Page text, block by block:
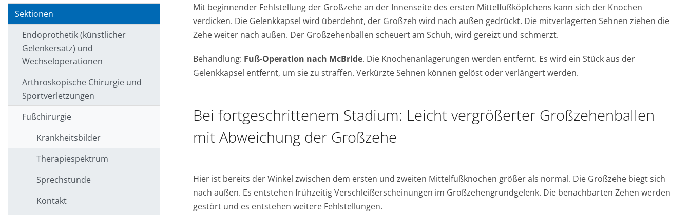
Mit beginnender Fehlstellung der Großzehe an der Innenseite des ersten Mittelfußköpfchens kann sich der Knochen
verdicken. Die Gelenkkapsel wird überdehnt, der Großzeh wird nach außen gedrückt. Die mitverlagerten Sehnen ziehen die
Zehe weiter nach außen. Der Großzehenballen scheuert am Schuh, wird gereizt und schmerzt.
Behandlung: Fuß-Operation nach McBride. Die Knochenanlagerungen werden entfernt. Es wird ein Stück aus der
Gelenkkapsel entfernt, um sie zu straffen. Verkürzte Sehnen können gelöst oder verlängert werden.
Bei fortgeschrittenem Stadium: Leicht vergrößerter Großzehenballen
mit Abweichung der Großzehe
Hier ist bereits der Winkel zwischen dem ersten und zweiten Mittelfußknochen größer als normal. Die Großzehe biegt sich
nach außen. Es entstehen frühzeitig Verschleißerscheinungen im Großzehengrundgelenk. Die benachbarten Zehen werden
gestört und es entstehen weitere Fehlstellungen.
Sektionen
Endoprothetik (künstlicher
Gelenkersatz) und
Wechseloperationen
Arthroskopische Chirurgie und
Sportverletzungen
Fußchirurgie
Krankheitsbilder
Therapiespektrum
Sprechstunde
Kontakt